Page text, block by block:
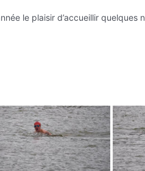
le plaisir d’accueillir